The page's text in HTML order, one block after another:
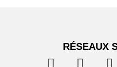
RÉSEAUX